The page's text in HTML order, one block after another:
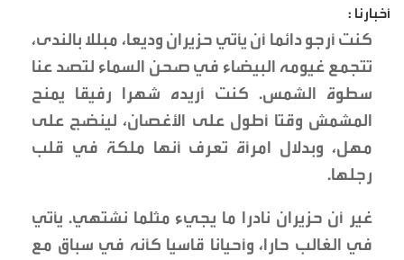
أخبارنا :
كنت أرجو دائما أن يأتي حزيران وديعا، مبللا بالندى،
تتجمع غيومه البيضاء في صحن السماء لتصد عنا
سطوة الشمس. كنت أريده شهرا رفيقا يمنح
المشمش وقتا أطول على الأغصان، لينضج على
مهل، وبدلال امرأة تعرف أنها ملكة في قلب
رجلها.
غير أن حزيران نادرا ما يجيء مثلما نشتهي. يأتي
في الغالب حارا، وأحيانا قاسيا كأنه في سباق مع